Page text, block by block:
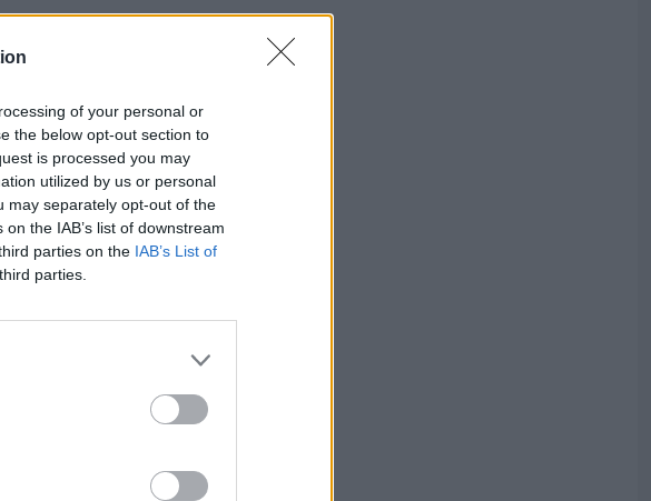
of your personal or
the below opt-out section to
is processed you may
utilized by us or personal
may separately opt-out of the
the IAB’s list of downstream
parties on the IAB’s List of
parties.